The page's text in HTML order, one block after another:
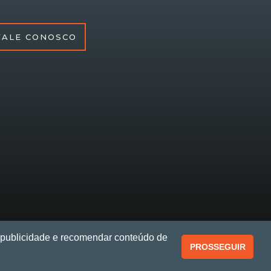
CONOSCO
e recomendar conteúdo de
PROSSEGUIR